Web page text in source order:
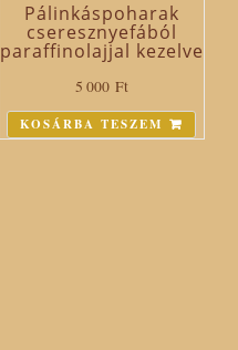
Pálinkáspoharak
cseresznyefából
paraffinolajjal kezelve
5 000 Ft
KOSÁRBA TESZEM